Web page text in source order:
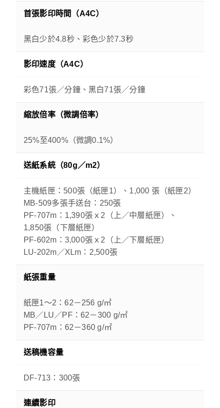
首張影印時間（A4C）
黑白少於4.8秒、彩色少於7.3秒
影印速度（A4C）
彩色71張／分鐘、黑白71張／分鐘
縮放倍率（微調倍率）
25%至400%（微調0.1%）
送紙系統（80g／m2）
主機紙匣：500張（紙匣1）、1,000 張（紙匣2）
MB-509多張手送台：250張
PF-707m：1,390張ｘ2（上／中層紙匣）、
1,850張（下層紙匣）
PF-602m：3,000張ｘ2（上／下層紙匣）
LU-202m／XLm：2,500張
紙張重量
紙匣1～2：62－256 g/㎡
MB／LU／PF：62－300 g/㎡
PF-707m：62－360 g/㎡
送稿機容量
DF-713：300張
連續影印